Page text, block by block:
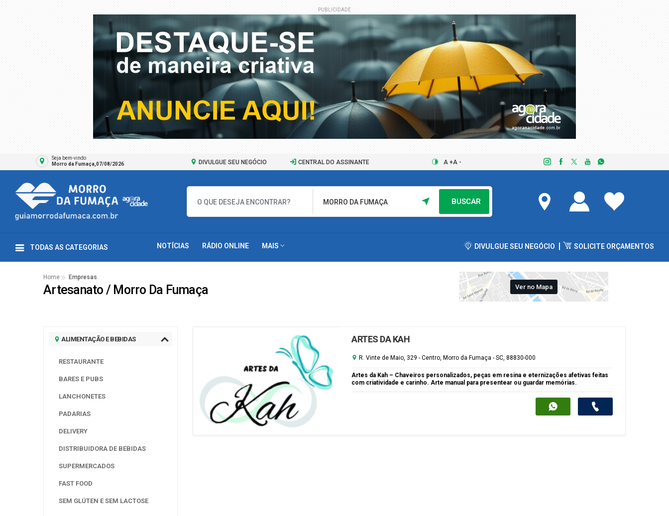
PUBLICIDADE
Seja bem-vindo
Morro da Fumaça,07/08/2026
DIVULGUE SEU NEGÓCIO CENTRAL DO ASSINANTE A +A -
TODAS AS CATEGORIAS NOTÍCIAS RÁDIO ONLINE MAIS DIVULGUE SEU NEGÓCIO SOLICITE ORÇAMENTOS
Home Empresas
Artesanato / Morro Da Fumaça Ver no Mapa
ALIMENTAÇÃO E BEBIDAS
RESTAURANTE
BARES E PUBS
LANCHONETES
PADARIAS
DELIVERY
DISTRIBUIDORA DE BEBIDAS
SUPERMERCADOS
FAST FOOD
SEM GLÚTEN E SEM LACTOSE
ARTES DA KAH
R. Vinte de Maio, 329 - Centro, Morro da Fumaça - SC, 88830-000
Artes da Kah – Chaveiros personalizados, peças em resina e eternizações afetivas feitas
com criatividade e carinho. Arte manual para presentear ou guardar memórias.